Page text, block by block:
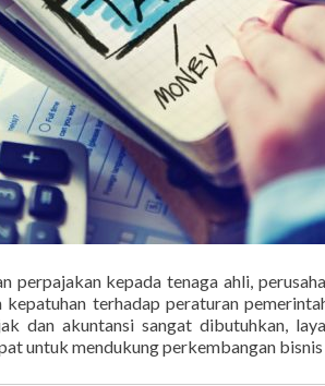
perpajakan kepada tenaga ahli,
terhadap peraturan
dan akuntansi sangat dibutuhkan,
untuk mendukung perkembangan bisnis